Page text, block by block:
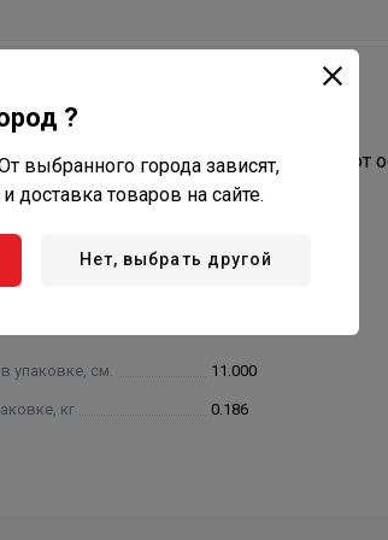
разветвления или отведения от
упаковке, см. 11.000
кг 0.186
?
выбранного города зависят,
доставка товаров на сайте.
Нет, выбрать другой